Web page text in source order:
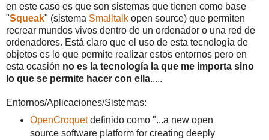
en este caso es que son sistemas que tienen como base
"Squeak" (sistema Smalltalk open source) que permiten
recrear mundos vivos dentro de un ordenador o una red de
ordenadores. Está claro que el uso de esta tecnología de
objetos es lo que permite realizar estos entornos pero en
esta ocasión no es la tecnología la que me importa sino
lo que se permite hacer con ella.....
Entornos/Aplicaciones/Sistemas:
OpenCroquetdefinido como "...a new open
source software platform for creating deeply